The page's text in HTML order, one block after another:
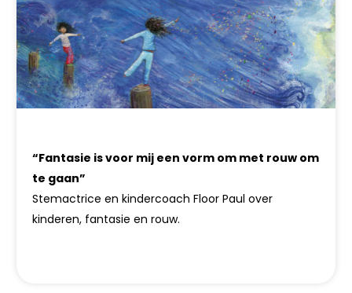
“Fantasie is voor mij een vorm om met rouw om
te gaan”
Stemactrice en kindercoach Floor Paul over
kinderen, fantasie en rouw.